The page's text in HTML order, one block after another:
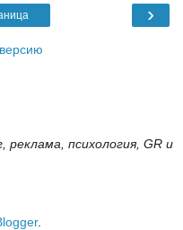
›
психология, GR и
.